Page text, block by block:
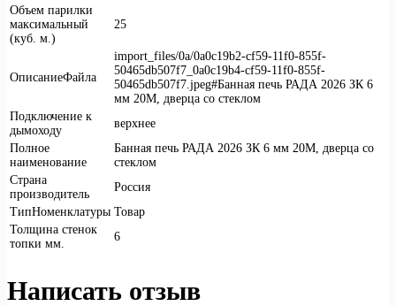
Объем парилки
максимальный
(куб. м.)
25
ОписаниеФайла
import_files/0a/0a0c19b2-cf59-11f0-855f-
50465db507f7_0a0c19b4-cf59-11f0-855f-
50465db507f7.jpeg#Банная печь РАДА 2026 ЗК 6
мм 20M, дверца со стеклом
Подключение к
дымоходу
верхнее
Полное
наименование
Банная печь РАДА 2026 ЗК 6 мм 20M, дверца со
стеклом
Страна
производитель
Россия
ТипНоменклатуры Товар
Толщина стенок
топки мм.
6
Написать отзыв